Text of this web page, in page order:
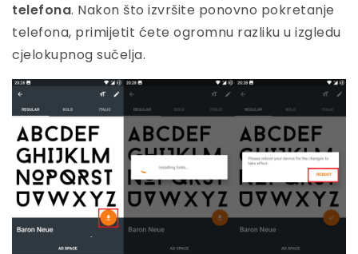
telefona. Nakon što izvršite ponovno pokretanje
telefona, primijetit ćete ogromnu razliku u izgledu
cjelokupnog sučelja.